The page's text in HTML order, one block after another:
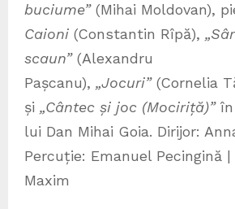
buciume”(Mihai Moldovan),
Caioni (Constantin Rîpă),
scaun”(Alexandru
Pașcanu), „Jocuri”(Cornelia
și „Cântec și joc (Mociriță)”în
lui Dan Mihai Goia. Dirijor:
Percuție: Emanuel Pecingină
Maxim